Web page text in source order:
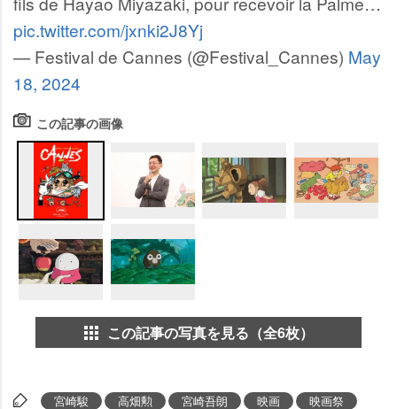
pic.twitter.com/jxnki2J8Yj
— Festival de Cannes (@Festival_Cannes) May
18, 2024
この記事の画像
この記事の写真を見る（全6枚）
宮崎駿 高畑勲 宮崎吾朗 映画
映画祭